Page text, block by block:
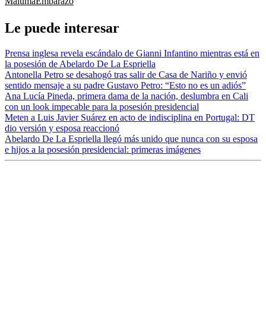
Le puede interesar
Prensa inglesa revela escándalo de Gianni Infantino mientras está en
la posesión de Abelardo De La Espriella
Antonella Petro se desahogó tras salir de Casa de Nariño y envió
sentido mensaje a su padre Gustavo Petro: “Esto no es un adiós”
Ana Lucía Pineda, primera dama de la nación, deslumbra en Cali
con un look impecable para la posesión presidencial
Meten a Luis Javier Suárez en acto de indisciplina en Portugal: DT
dio versión y esposa reaccionó
Abelardo De La Espriella llegó más unido que nunca con su esposa
e hijos a la posesión presidencial: primeras imágenes